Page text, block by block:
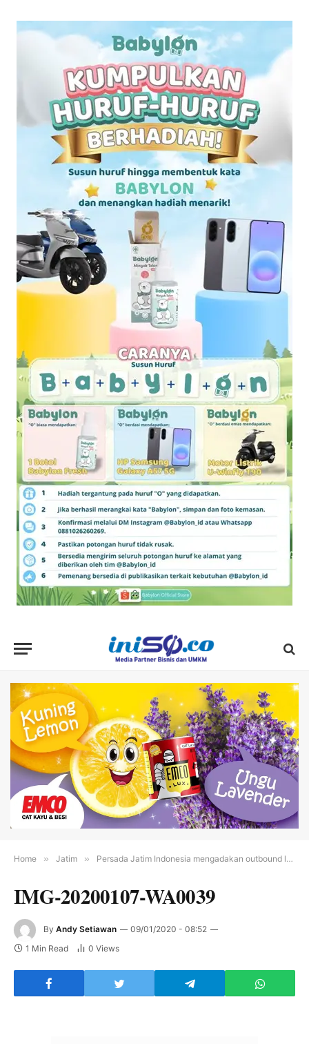
Home » Jatim » Persada Jatim Indonesia mengadakan outbound leadership bersama anak yatim
IMG-20200107-WA0039
By Andy Setiawan
09/01/2020 - 08:52
1 Min Read
0 Views